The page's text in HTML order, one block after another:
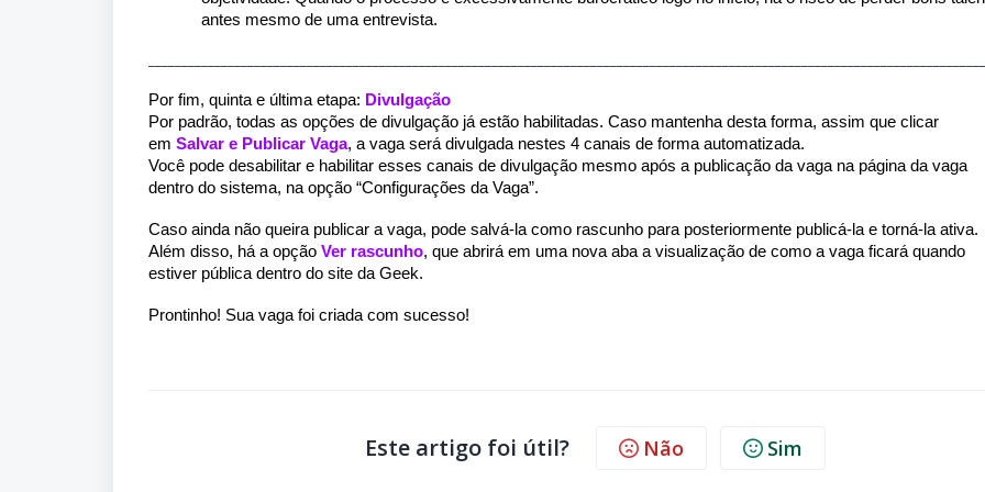
antes mesmo de uma entrevista.
Por fim, quinta e última etapa: Divulgação
Por padrão, todas as opções de divulgação já estão habilitadas. Caso mantenha desta forma, assim que clicar
em Salvar e Publicar Vaga, a vaga será divulgada nestes 4 canais de forma automatizada.
Você pode desabilitar e habilitar esses canais de divulgação mesmo após a publicação da vaga na página da vaga
dentro do sistema, na opção “Configurações da Vaga”.
Caso ainda não queira publicar a vaga, pode salvá-la como rascunho para posteriormente publicá-la e torná-la ativa.
Além disso, há a opção Ver rascunho, que abrirá em uma nova aba a visualização de como a vaga ficará quando
estiver pública dentro do site da Geek.
Prontinho! Sua vaga foi criada com sucesso!
Este artigo foi útil? Não Sim